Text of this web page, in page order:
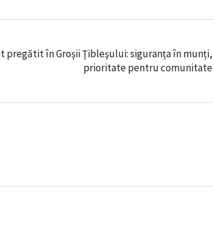
pregătit în Groşii Ţibleşului: siguranța în munți,
prioritate pentru comunitate